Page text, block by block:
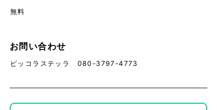
無料
お問い合わせ
ピッコラステッラ 080-3797-4773